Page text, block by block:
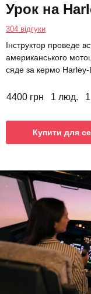
Урок на
304 відгуки
Інструктор проведе
американського
сяде за кермо Harley-
4400 грн 1 люд.
Купити для